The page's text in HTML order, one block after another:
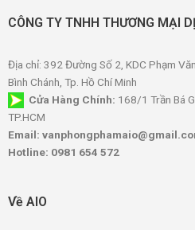
CÔNG TY TNHH THƯƠNG MẠI
Địa chỉ: 392 Đường Số 2, KDC Phạm
Bình Chánh, Tp. Hồ Chí Minh
Cửa Hàng Chính: 168/1 Trần Bá
TP.HCM
Email:
Hotline: 0981 654 572
Về AIO